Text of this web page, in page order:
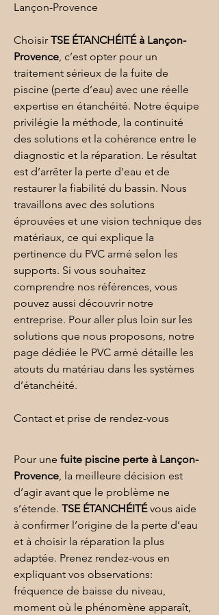
Lançon-Provence
Choisir TSE ÉTANCHÉITÉ à Lançon-
Provence, c’est opter pour un
traitement sérieux de la fuite de
piscine (perte d’eau) avec une réelle
expertise en étanchéité. Notre équipe
privilégie la méthode, la continuité
des solutions et la cohérence entre le
diagnostic et la réparation. Le résultat
est d’arrêter la perte d’eau et de
restaurer la fiabilité du bassin. Nous
travaillons avec des solutions
éprouvées et une vision technique des
matériaux, ce qui explique la
pertinence du PVC armé selon les
supports. Si vous souhaitez
comprendre nos références, vous
pouvez aussi découvrir notre
entreprise. Pour aller plus loin sur les
solutions que nous proposons, notre
page dédiée le PVC armé détaille les
atouts du matériau dans les systèmes
d’étanchéité.
Contact et prise de rendez-vous
Pour une fuite piscine perte à Lançon-
Provence, la meilleure décision est
d’agir avant que le problème ne
s’étende. TSE ÉTANCHÉITÉ vous aide
à confirmer l’origine de la perte d’eau
et à choisir la réparation la plus
adaptée. Prenez rendez-vous en
expliquant vos observations:
fréquence de baisse du niveau,
moment où le phénomène apparaît,